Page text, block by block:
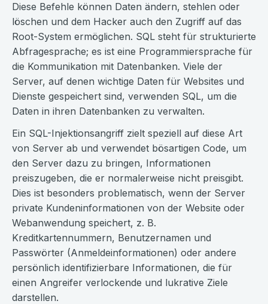
Diese Befehle können Daten ändern, stehlen oder
löschen und dem Hacker auch den Zugriff auf das
Root-System ermöglichen. SQL steht für strukturierte
Abfragesprache; es ist eine Programmiersprache für
die Kommunikation mit Datenbanken. Viele der
Server, auf denen wichtige Daten für Websites und
Dienste gespeichert sind, verwenden SQL, um die
Daten in ihren Datenbanken zu verwalten.
Ein SQL-Injektionsangriff zielt speziell auf diese Art
von Server ab und verwendet bösartigen Code, um
den Server dazu zu bringen, Informationen
preiszugeben, die er normalerweise nicht preisgibt.
Dies ist besonders problematisch, wenn der Server
private Kundeninformationen von der Website oder
Webanwendung speichert, z. B.
Kreditkartennummern, Benutzernamen und
Passwörter (Anmeldeinformationen) oder andere
persönlich identifizierbare Informationen, die für
einen Angreifer verlockende und lukrative Ziele
darstellen.